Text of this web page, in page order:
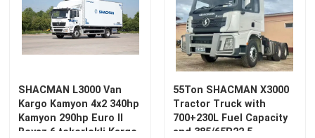
SHACMAN L3000 Van
Kargo Kamyon 4x2 340hp
Kamyon 290hp Euro II
Beyaz 6 tekerlekli Kargo
55Ton SHACMAN X3000
Tractor Truck with
700+230L Fuel Capacity
and 385/65R22.5-